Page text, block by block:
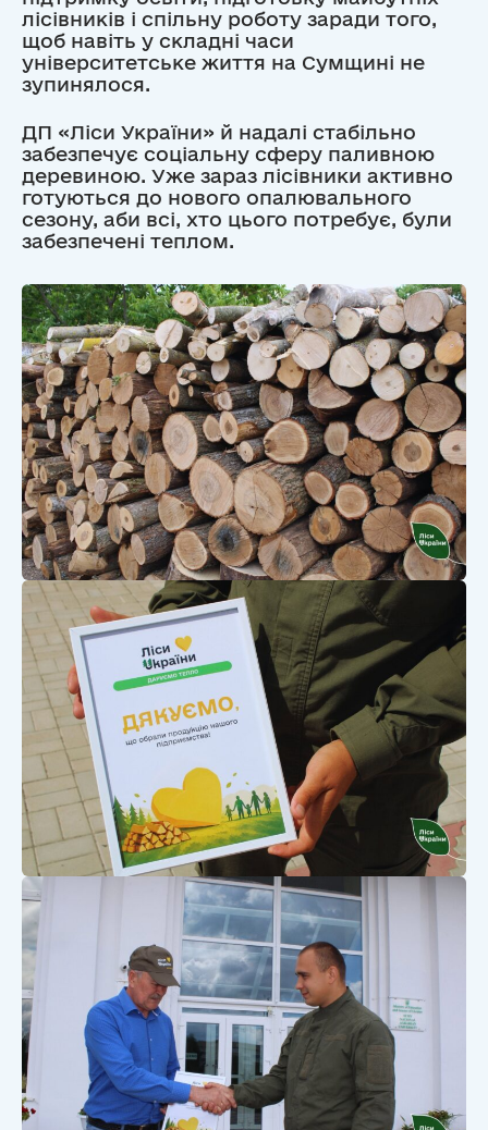
лісівників і спільну роботу заради того,
щоб навіть у складні часи
університетське життя на Сумщині не
зупинялося.
ДП «Ліси України» й надалі стабільно
забезпечує соціальну сферу паливною
деревиною. Уже зараз лісівники активно
готуються до нового опалювального
сезону, аби всі, хто цього потребує, були
забезпечені теплом.